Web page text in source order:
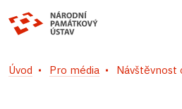
Úvod Pro média Návštěvnost